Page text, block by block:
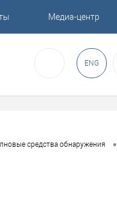
Медиа-центр
ENG
средства обнаружения •